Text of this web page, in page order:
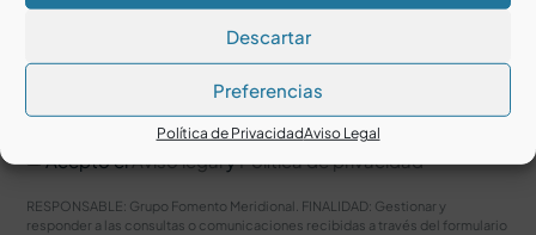
Descartar
Preferencias
Política de PrivacidadAviso Legal
Acepto elAviso legalyPolítica de privacidad
RESPONSABLE: Grupo Fomento Meridional. FINALIDAD: Gestionar y
responder a las consultas o comunicaciones recibidas a través del formulario